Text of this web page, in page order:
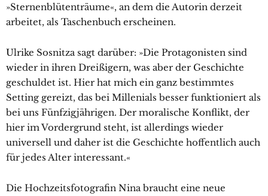
»Sternenblütenträume«, an dem die Autorin derzeit
arbeitet, als Taschenbuch erscheinen.
Ulrike Sosnitza sagt darüber: »Die Protagonisten sind
wieder in ihren Dreißigern, was aber der Geschichte
geschuldet ist. Hier hat mich ein ganz bestimmtes
Setting gereizt, das bei Millenials besser funktioniert als
bei uns Fünfzigjährigen. Der moralische Konflikt, der
hier im Vordergrund steht, ist allerdings wieder
universell und daher ist die Geschichte hoffentlich auch
für jedes Alter interessant.«
Die Hochzeitsfotografin Nina braucht eine neue